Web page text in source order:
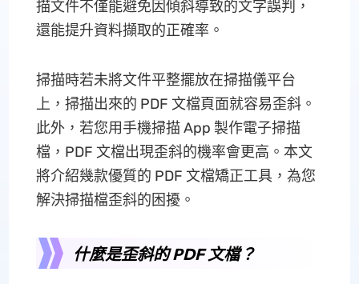
描文件不僅能避免因傾斜導致的文字誤判，
還能提升資料擷取的正確率。
掃描時若未將文件平整擺放在掃描儀平台
上，掃描出來的 PDF 文檔頁面就容易歪斜。
此外，若您用手機掃描 App 製作電子掃描
檔，PDF 文檔出現歪斜的機率會更高。本文
將介紹幾款優質的 PDF 文檔矯正工具，為您
解決掃描檔歪斜的困擾。
什麼是歪斜的 PDF 文檔？